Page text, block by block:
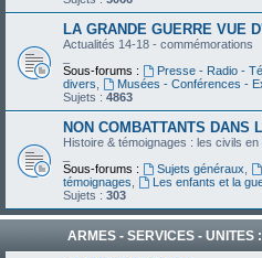
LA GRANDE GUERRE VUE
Actualités 14-18 - commémorations
Sous-forums :
Presse - Radio -
divers
Musées - Conférences -
Sujets : 4863
NON COMBATTANTS DANS
Histoire & témoignages : les civils en
Sous-forums :
Sujets généraux
témoignages
Les enfants et la
Sujets : 303
ARMES - SERVICES -